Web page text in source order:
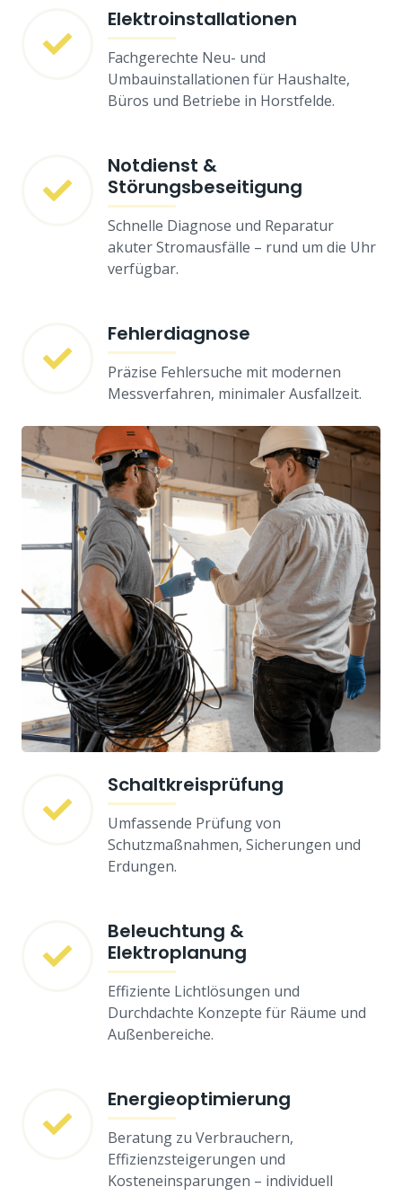
Elektroinstallationen
Fachgerechte Neu- und
Umbauinstallationen für Haushalte,
Büros und Betriebe in Horstfelde.
Notdienst &
Störungsbeseitigung
Schnelle Diagnose und Reparatur
akuter Stromausfälle – rund um die Uhr
verfügbar.
Fehlerdiagnose
Präzise Fehlersuche mit modernen
Messverfahren, minimaler Ausfallzeit.
Schaltkreisprüfung
Umfassende Prüfung von
Schutzmaßnahmen, Sicherungen und
Erdungen.
Beleuchtung &
Elektroplanung
Effiziente Lichtlösungen und
Durchdachte Konzepte für Räume und
Außenbereiche.
Energieoptimierung
Beratung zu Verbrauchern,
Effizienzsteigerungen und
Kosteneinsparungen – individuell